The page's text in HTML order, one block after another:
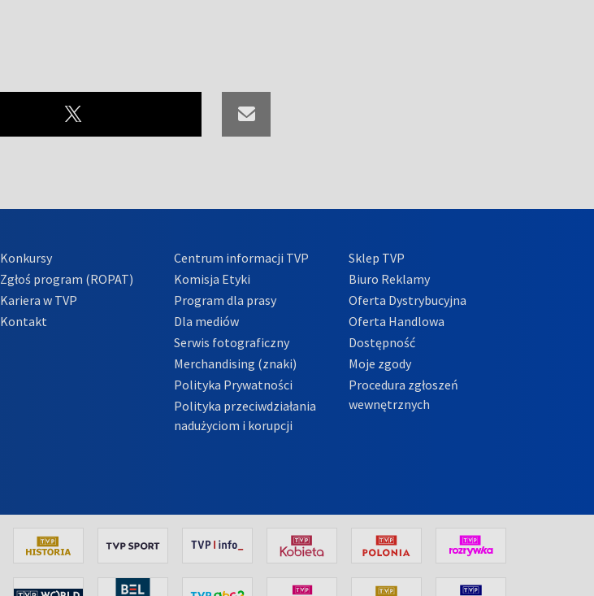
Konkursy
Zgłoś program (ROPAT)
Kariera w TVP
Kontakt
Centrum informacji TVP
Komisja Etyki
Program dla prasy
Dla mediów
Serwis fotograficzny
Merchandising (znaki)
Polityka Prywatności
Polityka przeciwdziałania
nadużyciom i korupcji
Sklep TVP
Biuro Reklamy
Oferta Dystrybucyjna
Oferta Handlowa
Dostępność
Moje zgody
Procedura zgłoszeń
wewnętrznych